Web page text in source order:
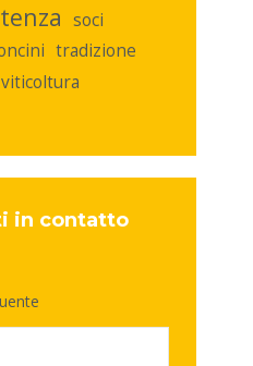
soci
tradizione
viticoltura
in contatto